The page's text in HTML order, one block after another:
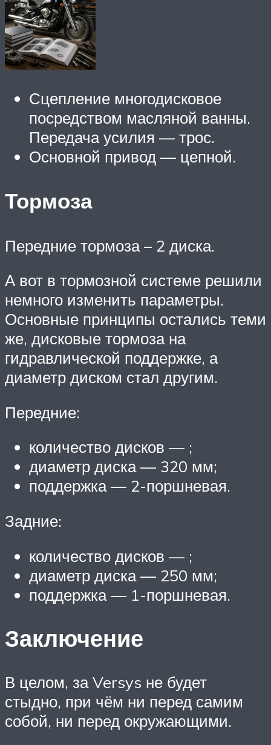
Сцепление многодисковое
посредством масляной ванны.
Передача усилия — трос.
Основной привод — цепной.
Тормоза
Передние тормоза – 2 диска.
А вот в тормозной системе решили
немного изменить параметры.
Основные принципы остались теми
же, дисковые тормоза на
гидравлической поддержке, а
диаметр диском стал другим.
Передние:
количество дисков — ;
диаметр диска — 320 мм;
поддержка — 2-поршневая.
Задние:
количество дисков — ;
диаметр диска — 250 мм;
поддержка — 1-поршневая.
Заключение
В целом, за Versys не будет
стыдно, при чём ни перед самим
собой, ни перед окружающими.